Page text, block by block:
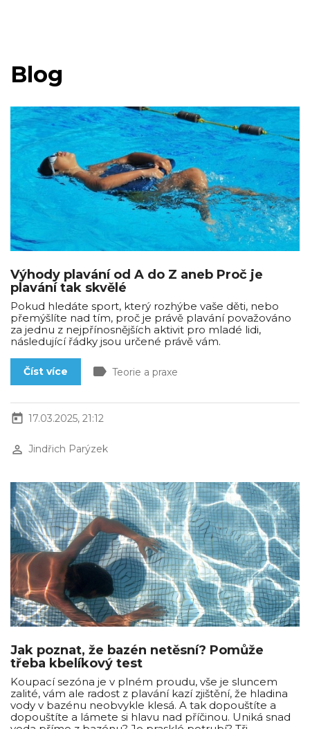
Blog
Výhody plavání od A do Z aneb Proč je
plavání tak skvělé
Pokud hledáte sport, který rozhýbe vaše děti, nebo
přemýšlíte nad tím, proč je právě plavání považováno
za jednu z nejpřínosnějších aktivit pro mladé lidi,
následující řádky jsou určené právě vám.
Číst více label Teorie a praxe
today 17.03.2025, 21:12
perm_identity Jindřich Parýzek
Jak poznat, že bazén netěsní? Pomůže
třeba kbelíkový test
Koupací sezóna je v plném proudu, vše je sluncem
zalité, vám ale radost z plavání kazí zjištění, že hladina
vody v bazénu neobvykle klesá. A tak dopouštíte a
dopouštíte a lámete si hlavu nad příčinou. Uniká snad